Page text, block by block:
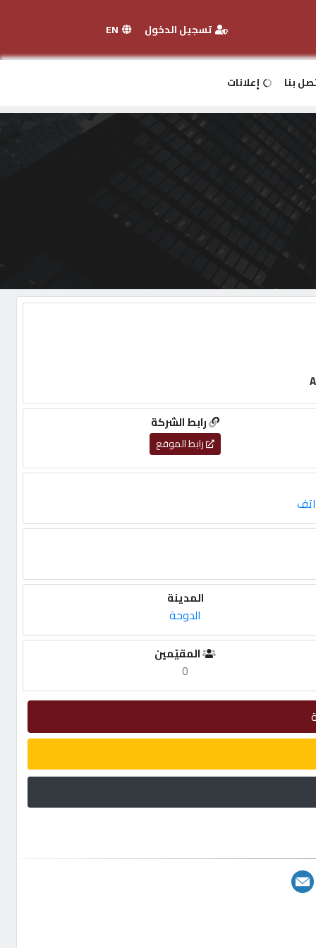
تسجيل الدخول
بنا إعلانات
رابط الشركة
رابط الموقع
المدينة
الدوحة
المقيّمين
0